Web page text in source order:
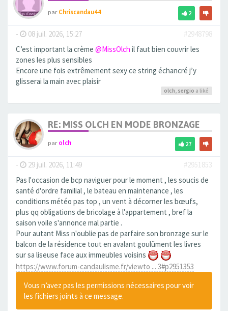
parChriscandau44 2
- 08 juil. 2026, 15:27
#2948798
C’est important la crème @MissOlch il faut bien couvrir les
zones les plus sensibles
Encore une fois extrêmement sexy ce string échancré j’y
glisserai la main avec plaisir
olch sergio a liké
RE: MISS OLCH EN MODE BRONZAGE
parolch 27
- 29 juil. 2026, 11:49
#2951853
Pas l'occasion de bcp naviguer pour le moment , les soucis de
santé d'ordre familial , le bateau en maintenance , les
conditions météo pas top , un vent à décorner les bœufs,
plus qq obligations de bricolage à l'appartement , bref la
saison voile s'annonce mal partie .
Pour autant Miss n'oublie pas de parfaire son bronzage sur le
balcon de la résidence tout en avalant goulûment les livres
sur sa liseuse face aux immeubles voisins
https://www.forum-candaulisme.fr/viewto ... 3#p2951353
Vous n’avez pas les permissions nécessaires pour voir
les fichiers joints à ce message.